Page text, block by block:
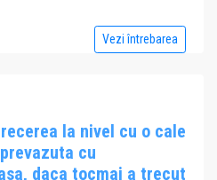
Vezi întrebarea
la nivel cu o cale
cu
daca tocmai a trecut